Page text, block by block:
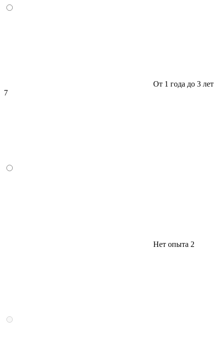
От 1 года до 3 лет
7
Нет опыта 2